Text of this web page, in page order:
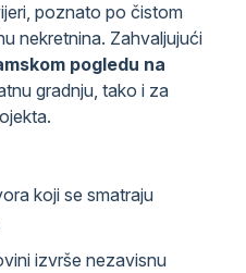
poznato po čistom
nekretnina. Zahvaljujući
pogledu na
gradnju, tako i za
koji se smatraju
izvrše nezavisnu